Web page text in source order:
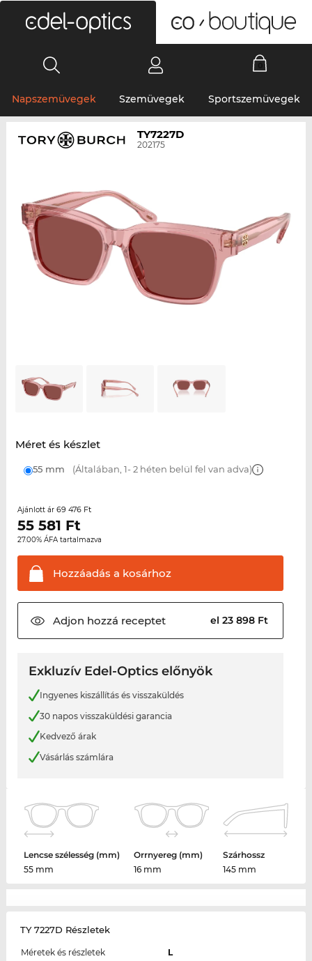
Napszemüvegek Szemüvegek Sportszemüvegek
TY7227D
202175
Méret és készlet
55 mm (Általában, 1- 2 héten belül fel van adva)
Ajánlott ár 69 476 Ft
55 581 Ft
27.00% ÁFA tartalmazva
Hozzáadás a kosárhoz
Adjon hozzá receptet el 23 898 Ft
Exkluzív Edel-Optics előnyök
Ingyenes kiszállítás és visszaküldés
30 napos visszaküldési garancia
Kedvező árak
Vásárlás számlára
Lencse szélesség (mm)
55 mm
Orrnyereg (mm)
16 mm
Szárhossz
145 mm
TY 7227D Részletek
Méretek és részletek
L